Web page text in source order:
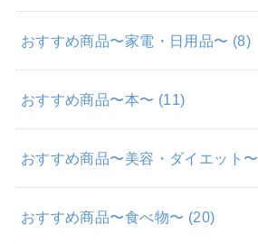
おすすめ商品〜家電・日用品〜 (8)
おすすめ商品〜本〜 (11)
おすすめ商品〜美容・ダイエット〜
おすすめ商品〜食べ物〜 (20)